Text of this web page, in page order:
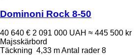
Dominoni Rock 8-50
40 640 € 2 091 000 UAH ≈ 445 500 kr
Majsskärbord
Täckning 4,33 mAntal rader 8